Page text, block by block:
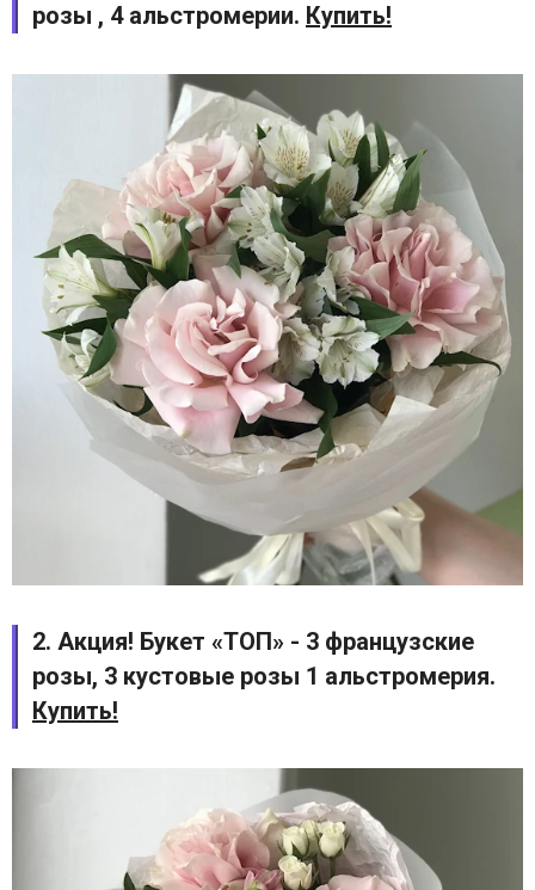
розы , 4 альстромерии. Купить!
2. Акция! Букет «ТОП» - 3 французские
розы, 3 кустовые розы 1 альстромерия.
Купить!